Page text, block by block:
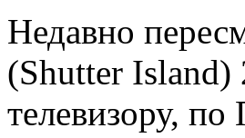
Недавно
(Shutter Island)
телевизору,